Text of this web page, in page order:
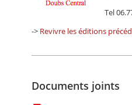
Tel
-> Revivre les éditions
Documents joints